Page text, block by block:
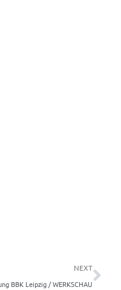
NEXT
BBK Leipzig / WERKSCHAU